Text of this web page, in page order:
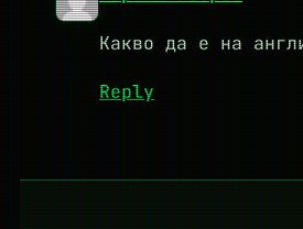
Какво да е на
Reply